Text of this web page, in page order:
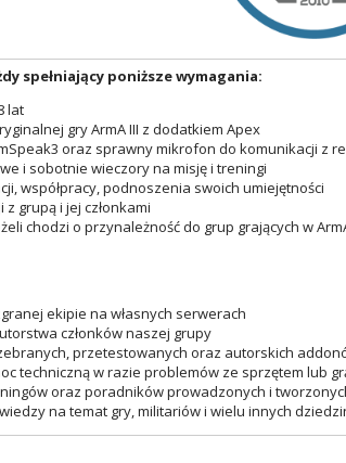
spełniający poniższe wymagania:
lat
gry ArmA III z dodatkiem Apex
oraz sprawny mikrofon do komunikacji z
i sobotnie wieczory na misję i treningi
współpracy, podnoszenia swoich umiejętności
z grupą i jej członkami
chodzi o przynależność do grup grających w
ekipie na własnych serwerach
członków naszej grupy
przetestowanych oraz autorskich
techniczną w razie problemów ze sprzętem lub
oraz poradników prowadzonych i
na temat gry, militariów i wielu innych